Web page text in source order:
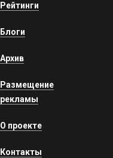
Рейтинги
Блоги
Архив
Размещение
рекламы
О проекте
Контакты